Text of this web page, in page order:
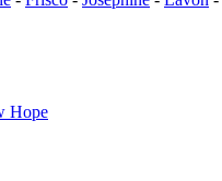
Hope